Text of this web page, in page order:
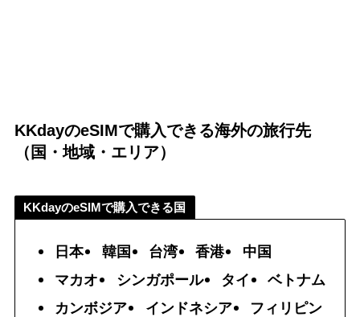
KKdayのeSIMで購入できる海外の旅行先
（国・地域・エリア）
KKdayのeSIMで購入できる国
日本 韓国 台湾 香港
中国
マカオ
シンガポール タイ
ベトナム
カンボジア
インドネシア
フィリピン